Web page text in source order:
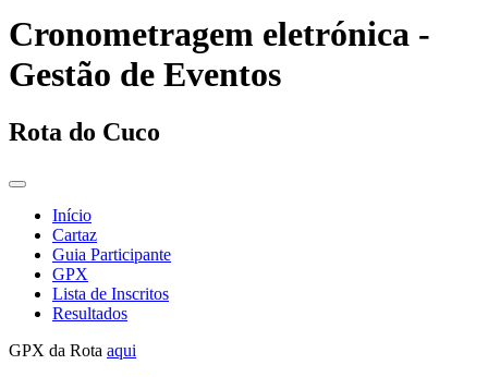
Cronometragem eletrónica -
Gestão de Eventos
Rota do Cuco
Início
Cartaz
Guia Participante
GPX
Lista de Inscritos
Resultados
GPX da Rota aqui